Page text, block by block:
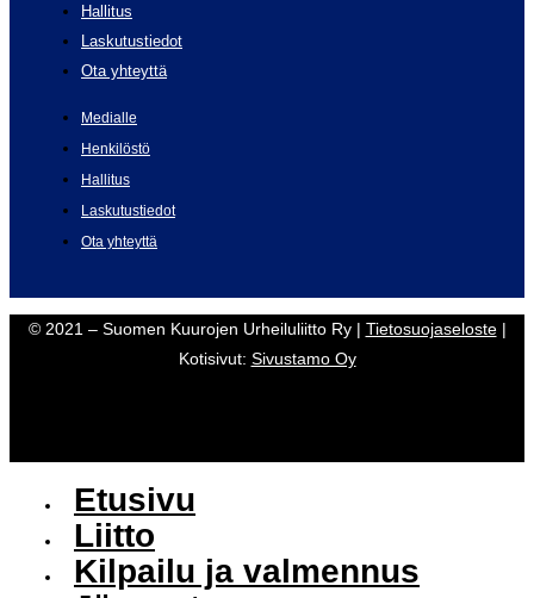
Hallitus
Laskutustiedot
Ota yhteyttä
Medialle
Henkilöstö
Hallitus
Laskutustiedot
Ota yhteyttä
© 2021 – Suomen Kuurojen Urheiluliitto Ry | Tietosuojaseloste|
Kotisivut: Sivustamo Oy
Etusivu
Liitto
Kilpailu ja valmennus